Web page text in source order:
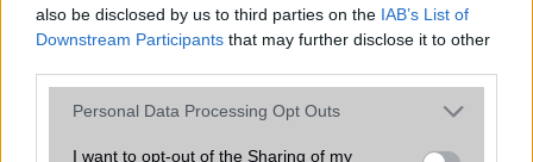
also be disclosed by us to third parties on the IAB’s List of
Downstream Participants that may further disclose it to other
Please note that this website/app uses one or more Google
not limited to your visit or usage behaviour. You may click to
Personal Data Processing Opt Outs
I want to opt-out of the Sharing of my
Már egy teljes éve, hogy megjelent a melegedésre
hajlamos, igen nagy port kavart Snapdragon 810 és miatta
számos gyártó és készülék tûnt fel rossz színben a
telefonok miatt.